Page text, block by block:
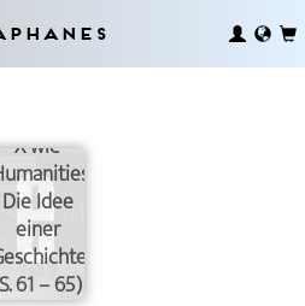
X wie
Die Idee
einer
61 – 65)